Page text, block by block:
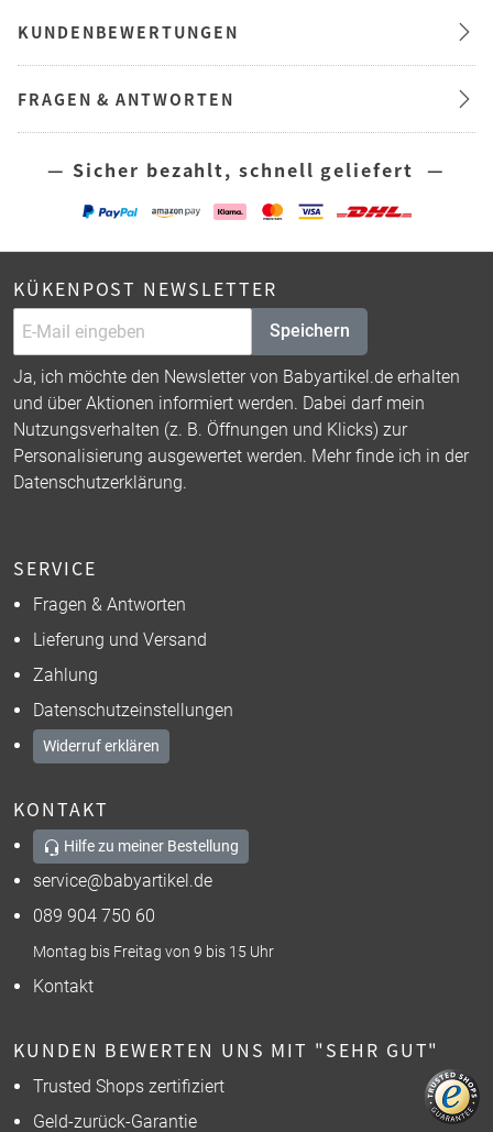
KUNDENBEWERTUNGEN
FRAGEN & ANTWORTEN
— Sicher bezahlt, schnell geliefert —
KÜKENPOST NEWSLETTER
Speichern
Ja, ich möchte den Newsletter von Babyartikel.de erhalten
und über Aktionen informiert werden. Dabei darf mein
Nutzungsverhalten (z. B. Öffnungen und Klicks) zur
Personalisierung ausgewertet werden. Mehr finde ich in der
Datenschutzerklärung.
SERVICE
Fragen & Antworten
Lieferung und Versand
Zahlung
Datenschutzeinstellungen
Widerruf erklären
KONTAKT
Hilfe zu meiner Bestellung
service@babyartikel.de
089 904 750 60
Montag bis Freitag von 9 bis 15 Uhr
Kontakt
KUNDEN BEWERTEN UNS MIT "SEHR GUT"
Trusted Shops zertifiziert
Geld-zurück-Garantie